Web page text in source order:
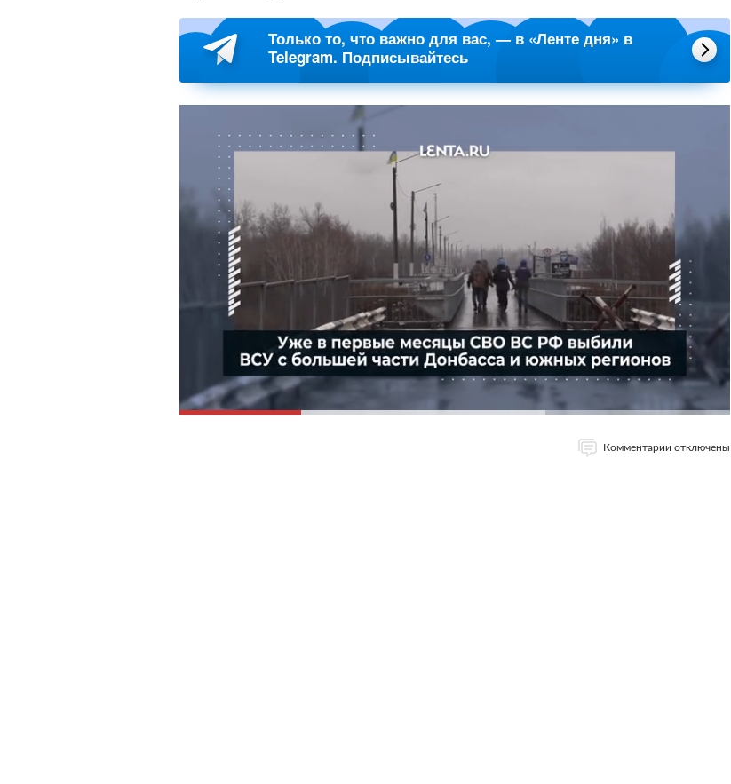
Только то, что важно для вас, — в «Ленте дня» в
Telegram. Подписывайтесь
Комментарии отключены